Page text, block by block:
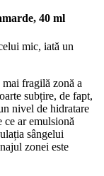
40 ml
mic, iată un
fragilă zonă a
subțire, de fapt,
nivel de hidratare
ce ar emulsionă
sângelui
zonei este